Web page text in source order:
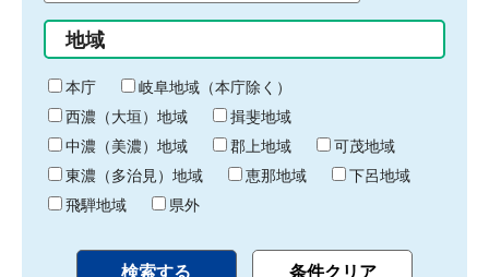
始
り
間
終
わ
り
地域
本庁
岐阜地域（本庁除く）
西濃（大垣）地域
揖斐地域
中濃（美濃）地域
郡上地域
可茂地域
東濃（多治見）地域
恵那地域
下呂地域
飛騨地域
県外